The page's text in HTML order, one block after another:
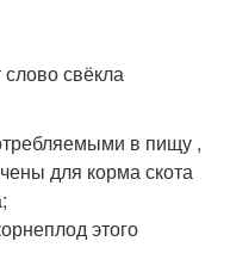
свёкла
в пищу ,
для корма скота
этого